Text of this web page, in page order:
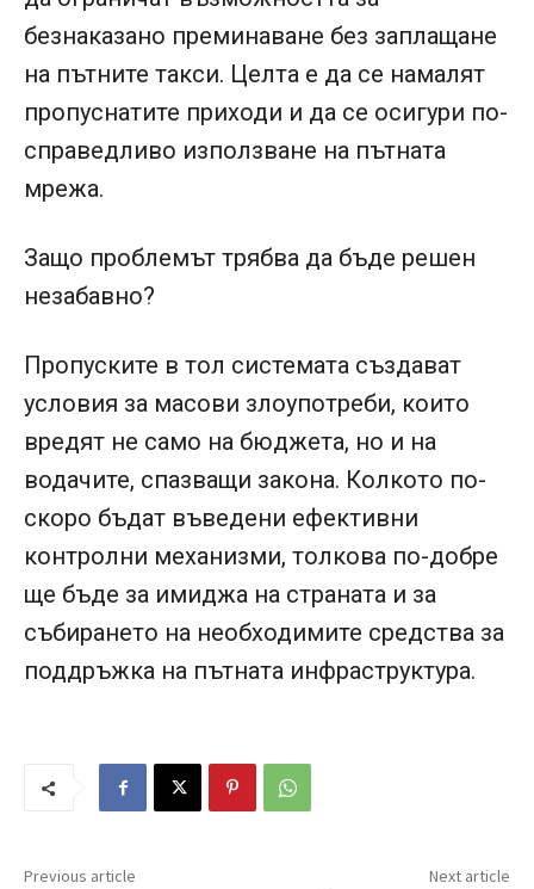
безнаказано преминаване без заплащане
на пътните такси. Целта е да се намалят
пропуснатите приходи и да се осигури по-
справедливо използване на пътната
мрежа.
Защо проблемът трябва да бъде решен
незабавно?
Пропуските в тол системата създават
условия за масови злоупотреби, които
вредят не само на бюджета, но и на
водачите, спазващи закона. Колкото по-
скоро бъдат въведени ефективни
контролни механизми, толкова по-добре
ще бъде за имиджа на страната и за
събирането на необходимите средства за
поддръжка на пътната инфраструктура.
Previous article Next article